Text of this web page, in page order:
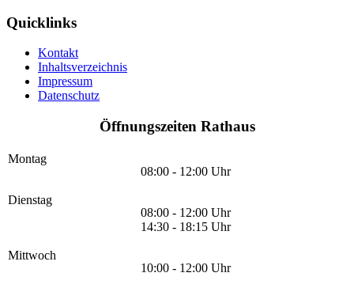
Quicklinks
Kontakt
Inhaltsverzeichnis
Impressum
Datenschutz
Öffnungszeiten Rathaus
Montag
08:00 - 12:00 Uhr
Dienstag
08:00 - 12:00 Uhr
14:30 - 18:15 Uhr
Mittwoch
10:00 - 12:00 Uhr